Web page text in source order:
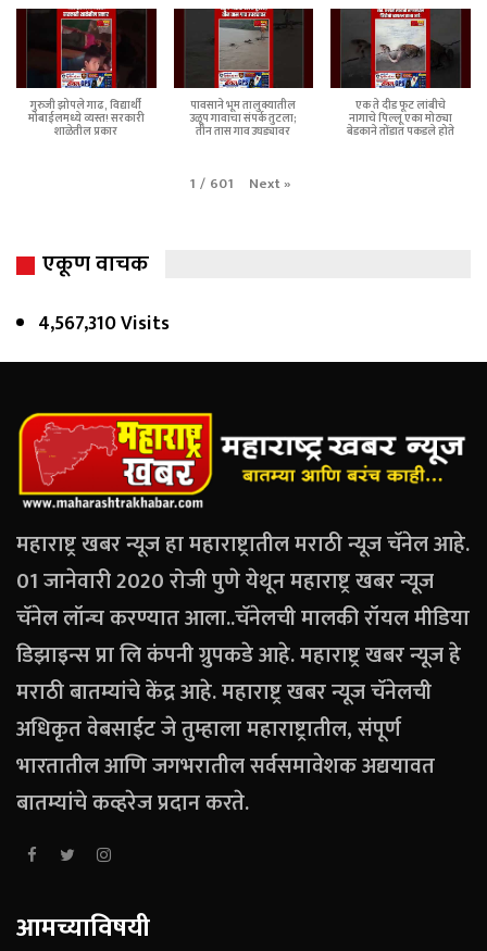
गुरुजी झोपले गाढ, विद्यार्थी
मोबाईलमध्ये व्यस्त! सरकारी
शाळेतील प्रकार
पावसाने भूम तालुक्यातील
उळूप गावाचा संपर्क तुटला;
तीन तास गाव उघड्यावर
एक ते दीड फूट लांबीचे
नागाचे पिल्लू एका मोठ्या
बेडकाने तोंडात पकडले होते
1 / 601 Next»
एकूण वाचक
4,567,310 Visits
महाराष्ट्र खबर न्यूज हा महाराष्ट्रातील मराठी न्यूज चॅनेल आहे.
01 जानेवारी 2020 रोजी पुणे येथून महाराष्ट्र खबर न्यूज
चॅनेल लॉन्च करण्यात आला..चॅनेलची मालकी रॉयल मीडिया
डिझाइन्स प्रा लि कंपनी ग्रुपकडे आहे. महाराष्ट्र खबर न्यूज हे
मराठी बातम्यांचे केंद्र आहे. महाराष्ट्र खबर न्यूज चॅनेलची
अधिकृत वेबसाईट जे तुम्हाला महाराष्ट्रातील, संपूर्ण
भारतातील आणि जगभरातील सर्वसमावेशक अद्ययावत
बातम्यांचे कव्हरेज प्रदान करते.
आमच्याविषयी